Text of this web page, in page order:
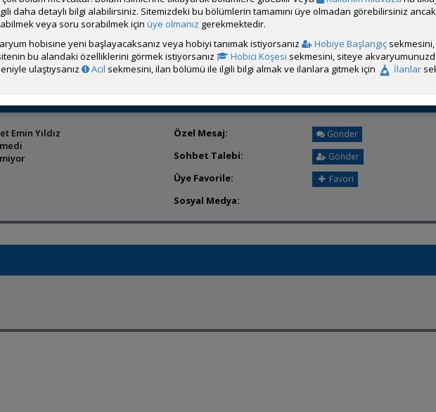
mevcut.
Üyenin Açtığı Konuları Gör
Üyeden ÖM Almayı Engelle
Emin Yıldız
Özel Mesaj: Gönder
Sohbet Talebi: Gönder
Üye Favorile: Favori
Sosyal Medya:
daha detaylı bilgi alabilirsiniz. Sitemizdeki bu bölümlerin tamamını üye olmadan görebilirsiniz
veya soru sorabilmek için üye olmanız gerekmektedir.
hobisine yeni başlayacaksanız veya hobiyi tanımak istiyorsanız
Hobiye Başlangıç
bu alandaki özelliklerini görmek istiyorsanız
Hobici Köşesi sekmesini, siteye
ulaştıysanız
Acil sekmesini, ilan bölümü ile ilgili bilgi almak ve ilanlara gitmek için İlanlar